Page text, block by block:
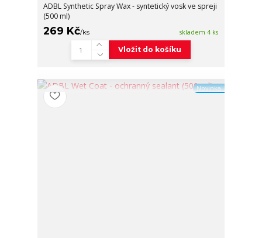
ADBL Synthetic Spray Wax - syntetický vosk ve spreji
(500 ml)
269 Kč/ks skladem 4 ks
Vložit do košíku
Novinka